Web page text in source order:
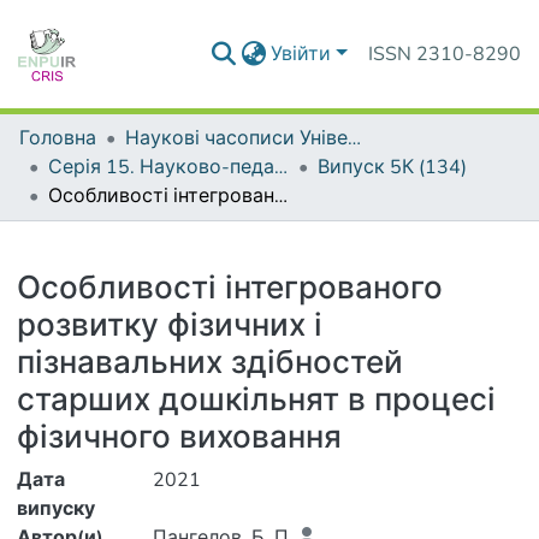
Увійти ISSN 2310-8290
Головна
Наукові часописи Університету
Серія 15. Науково-педагогічні проблеми фізичної культури (фізична культура і спорт)
Випуск 5К (134)
Особливості інтегрованого розвитку фізичних і пізнавальних здібностей старших дошкільнят в процесі фізичного виховання
Особливості інтегрованого
розвитку фізичних і
пізнавальних здібностей
старших дошкільнят в процесі
фізичного виховання
Дата
випуску
2021